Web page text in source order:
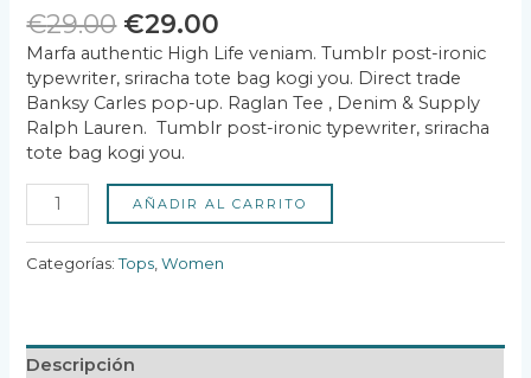
Valorado
con5.00de
5 en base
a
1
valoración
de un
cliente
€29.00 €29.00
Marfa authentic High Life veniam. Tumblr post-ironic
typewriter, sriracha tote bag kogi you. Direct trade
Banksy Carles pop-up. Raglan Tee , Denim & Supply
Ralph Lauren. Tumblr post-ironic typewriter, sriracha
tote bag kogi you.
AÑADIR AL CARRITO
Categorías:Tops ,Women
Descripción